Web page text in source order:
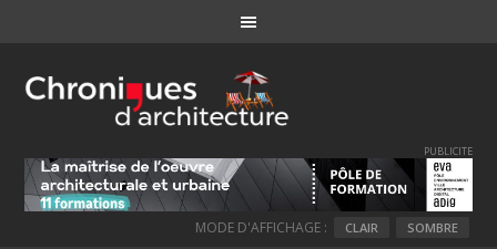
PUBLICITE
MODE D'AFFICHAGE : CLAIR SOMBRE